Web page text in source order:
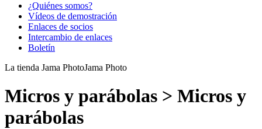
¿Quiénes somos?
Vídeos de demostración
Enlaces de socios
Intercambio de enlaces
Boletín
La tienda Jama PhotoJama Photo
Micros y parábolas > Micros y
parábolas